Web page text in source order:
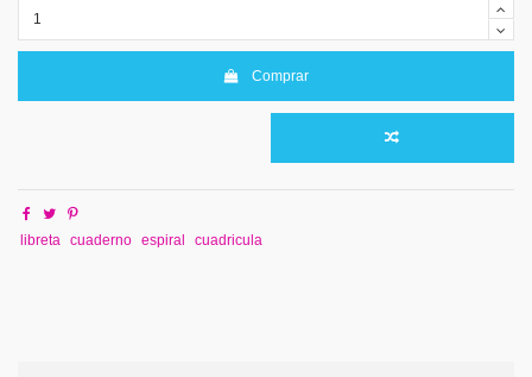
Comprar
libreta cuaderno espiral cuadricula